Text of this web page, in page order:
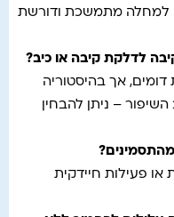
למחלה מתמשכת ודורשת
לדלקת קיבה או כיב?
דומים, אך בהיסטוריה
– ניתן להבחין
?
פעילות חיידקית